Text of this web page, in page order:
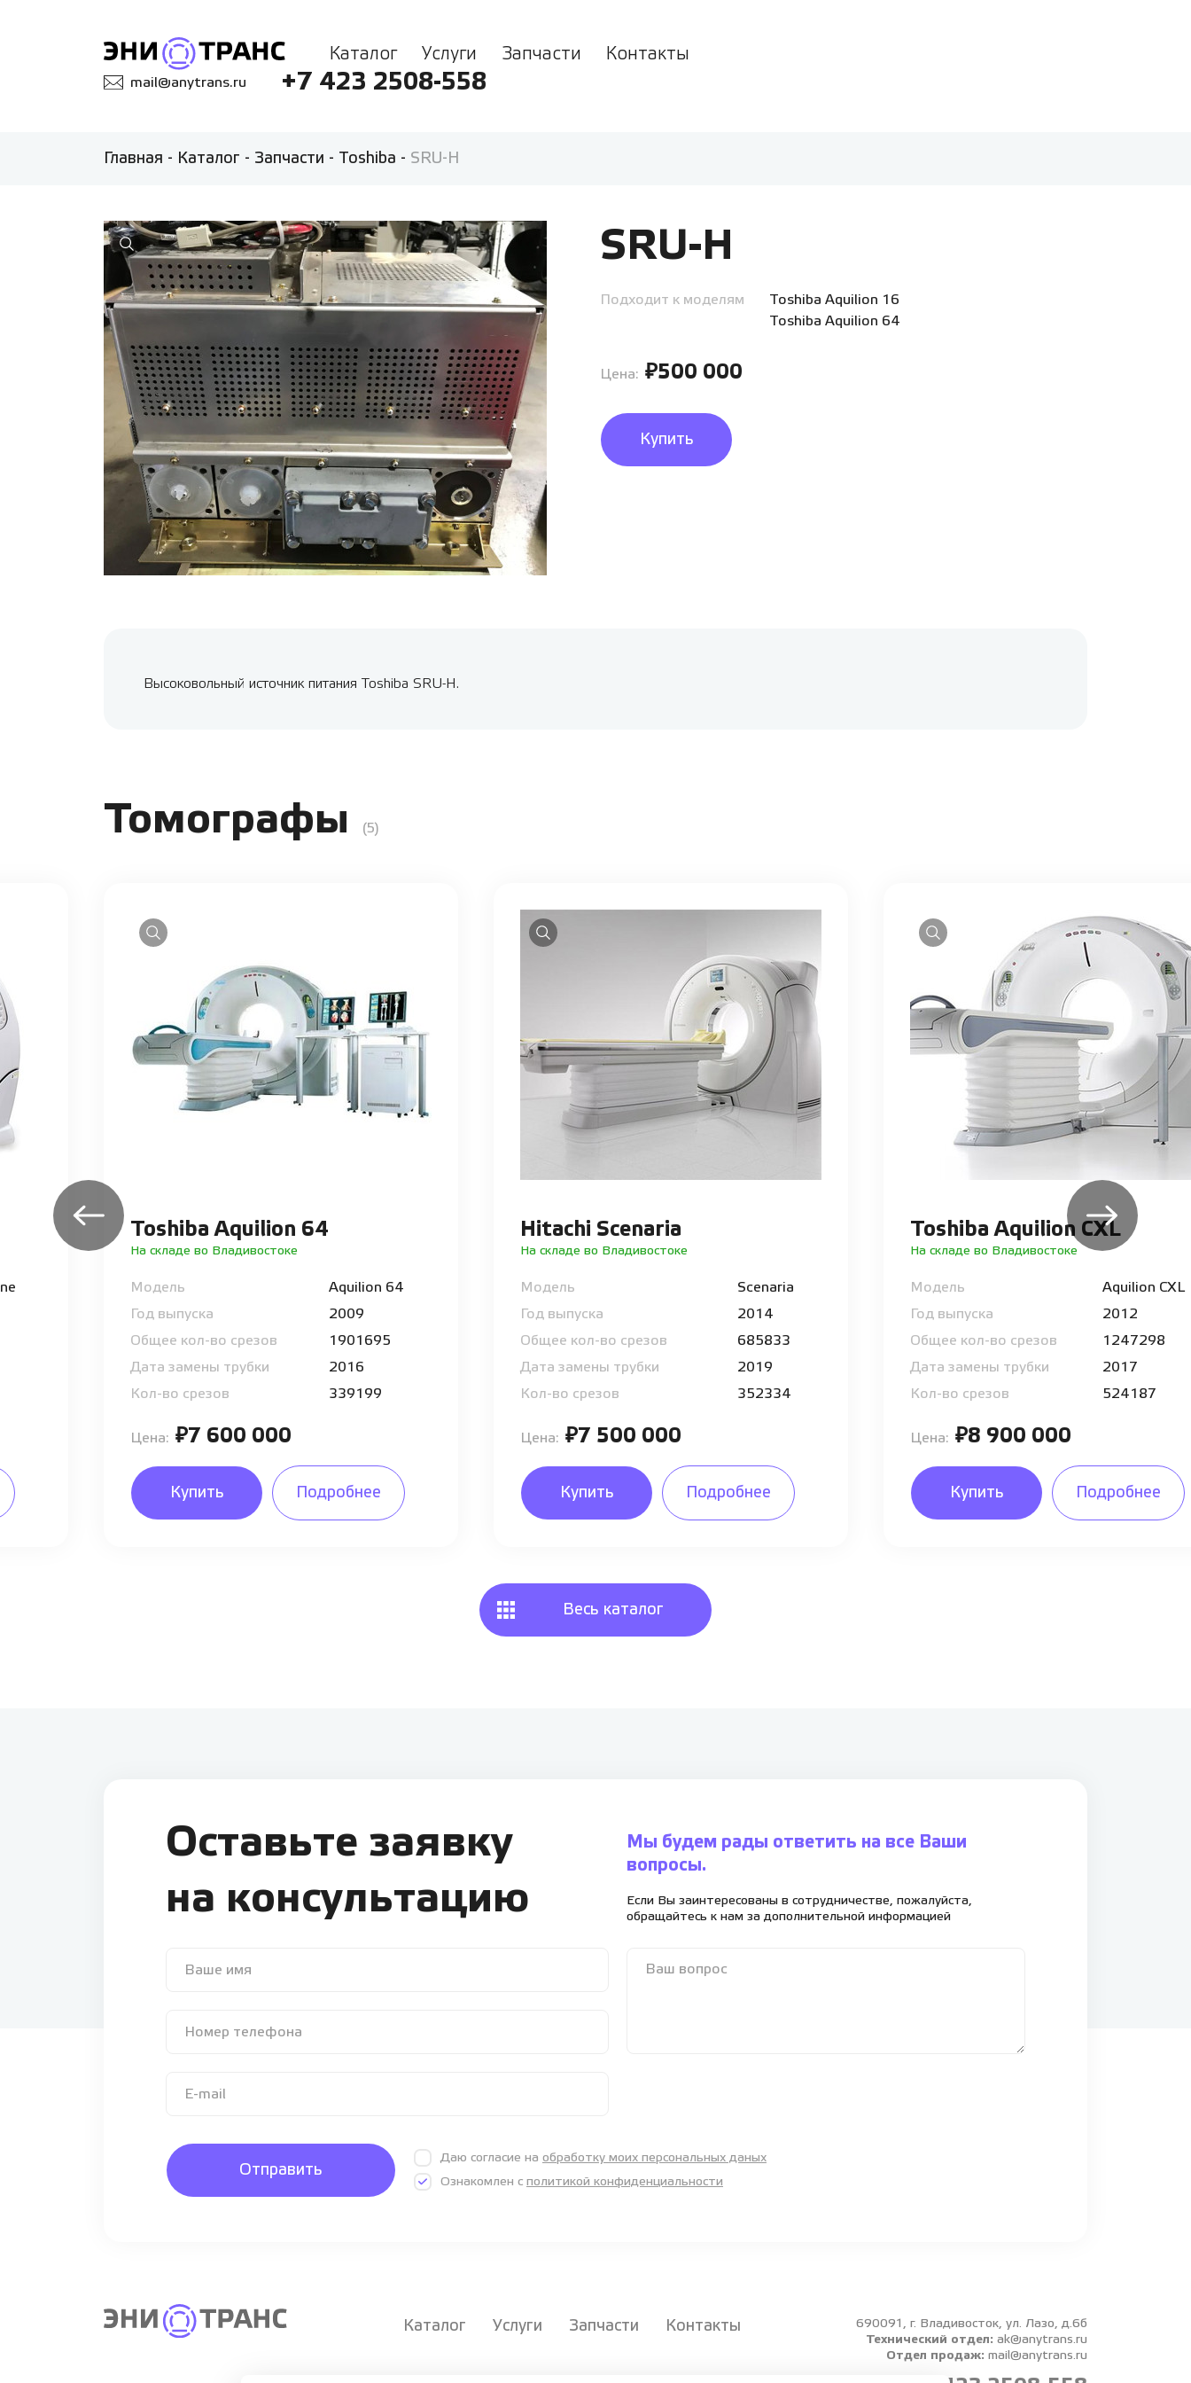
Каталог Услуги Запчасти Контакты
mail@anytrans.ru +7 423 2508-558
Главная - Каталог - Запчасти - Toshiba - SRU-H
SRU-H
Подходит к моделям
Toshiba Aquilion 16
Toshiba Aquilion 64
Цена: ₽500 000
Купить
Высоковольный источник питания Toshiba SRU-H.
Томографы (5)
Toshiba Aquilion 64
На складе во Владивостоке
Модель
Aquilion 64
Год выпуска
2009
Общее кол-во срезов
1901695
Дата замены трубки
2016
Кол-во срезов
339199
Цена: ₽7 600 000
Купить Подробнее
Hitachi Scenaria
На складе во Владивостоке
Модель
Scenaria
Год выпуска
2014
Общее кол-во срезов
685833
Дата замены трубки
2019
Кол-во срезов
352334
Цена: ₽7 500 000
Купить Подробнее
Toshiba Aquilion CXL
На складе во Владивостоке
Модель
Aquilion CXL
Год выпуска
2012
Общее кол-во срезов
1247298
Дата замены трубки
2017
Кол-во срезов
524187
Цена: ₽8 900 000
Купить Подробнее
Весь каталог
Оставьте заявку
на консультацию
Мы будем рады ответить на все Ваши
вопросы.
Если Вы заинтересованы в сотрудничестве, пожалуйста,
обращайтесь к нам за дополнительной информацией
Отправить
Даю согласие на обработку моих персональных даных
Ознакомлен с политикой конфиденциальности
Каталог Услуги Запчасти Контакты 690091, г. Владивосток, ул. Лазо, д.6б
Технический отдел: ak@anytrans.ru
Отдел продаж: mail@anytrans.ru